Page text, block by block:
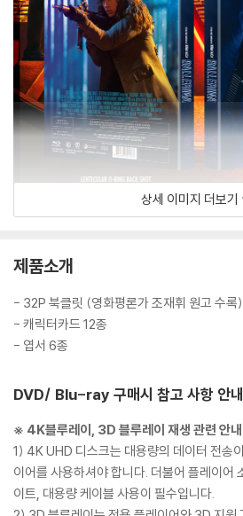
상세 이미지 더보기
제품소개
- 32P 북클릿 (영화평론가 조재휘 원고 수록)
- 캐릭터카드 12종
- 엽서 6종
DVD/ Blu-ray 구매시 참고 사항 안
※ 4K블루레이, 3D 블루레이 재생 관련 안내
1) 4K UHD 디스크는 대용량의 데이터 전송
이어를 사용하셔야 합니다. 더불어 플레이어
이트, 대용량 케이블 사용이 필수입니다.